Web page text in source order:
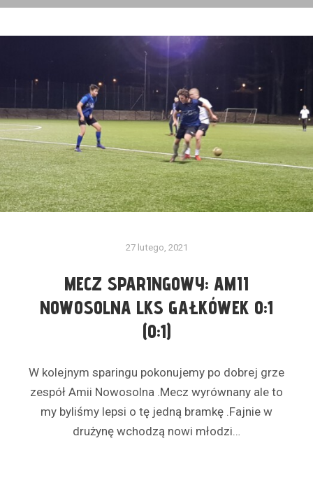
27 lutego, 2021
MECZ SPARINGOWY: AMII
NOWOSOLNA LKS GAŁKÓWEK 0:1
(0:1)
W kolejnym sparingu pokonujemy po dobrej grze
zespół Amii Nowosolna .Mecz wyrównany ale to
my byliśmy lepsi o tę jedną bramkę .Fajnie w
drużynę wchodzą nowi młodzi…